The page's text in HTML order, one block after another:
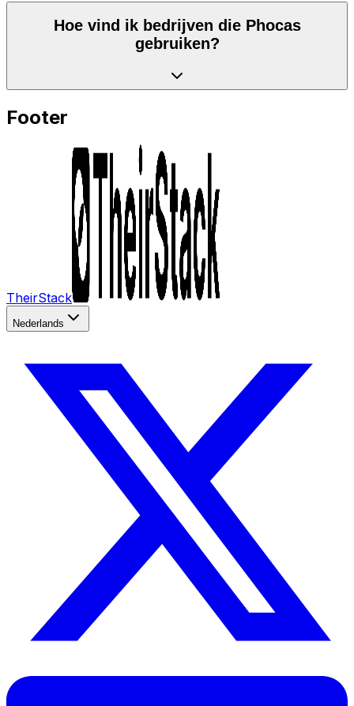
Hoe vind ik bedrijven die Phocas
gebruiken?
Footer
TheirStack
Nederlands